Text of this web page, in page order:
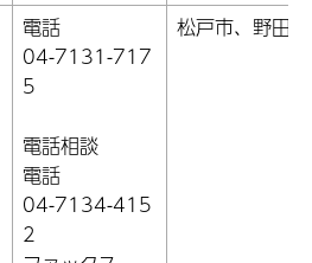
電話
04-7131-717
5
電話相談
電話
04-7134-415
2
松戸市、野田